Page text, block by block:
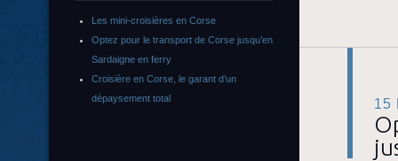
15
Les mini-croisières en Corse
Optez pour le transport de Corse jusqu’en
Sardaigne en ferry
Croisière en Corse, le garant d’un
dépaysement total